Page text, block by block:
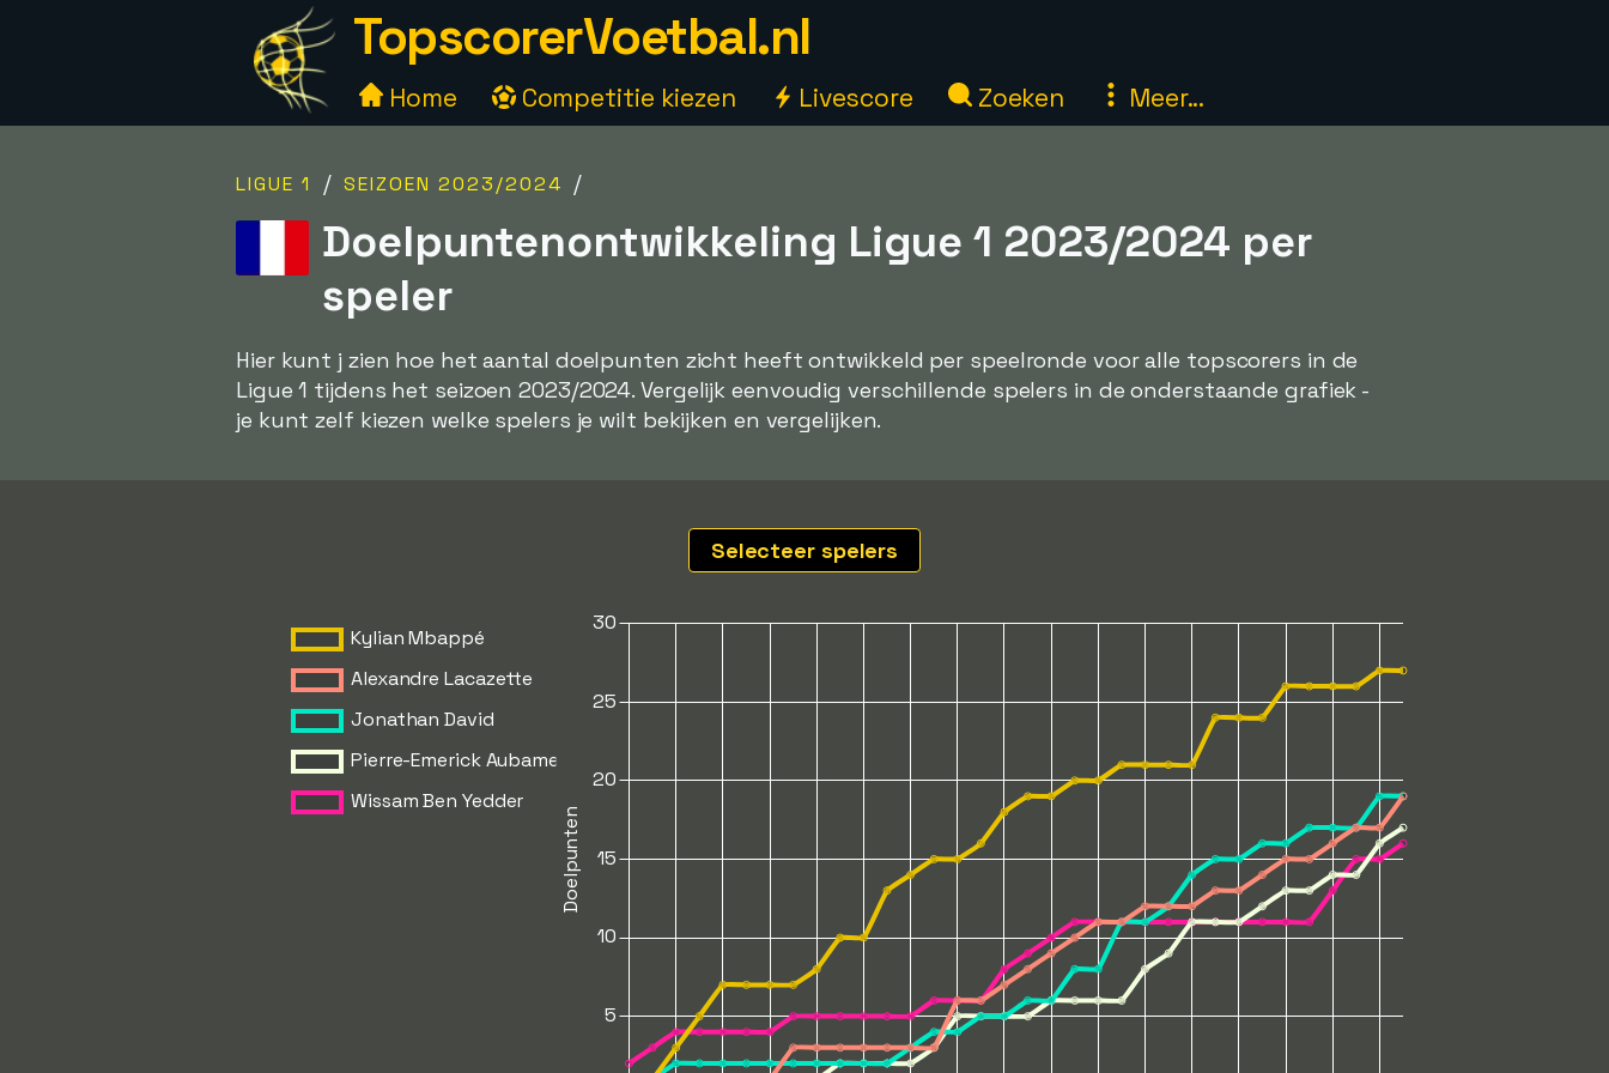
TopscorerVoetbal.nl
Home Competitie kiezen Livescore Zoeken Meer...
LIGUE 1 / SEIZOEN 2023/2024 /
Doelpuntenontwikkeling Ligue 1 2023/2024 per
speler
Hier kunt j zien hoe het aantal doelpunten zicht heeft ontwikkeld per speelronde voor alle topscorers in de
Ligue 1 tijdens het seizoen 2023/2024. Vergelijk eenvoudig verschillende spelers in de onderstaande grafiek -
je kunt zelf kiezen welke spelers je wilt bekijken en vergelijken.
Selecteer spelers